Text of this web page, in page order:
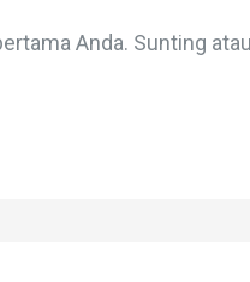
Anda. Sunting